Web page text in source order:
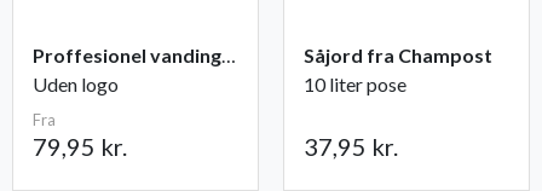
Proffesionel vandingspose 100 liter
Uden logo
Fra
79,95 kr.
Såjord fra Champost
10 liter pose
37,95 kr.